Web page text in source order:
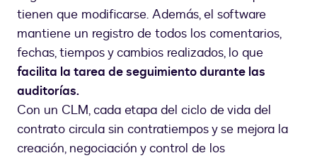
tienen que modificarse. Además, el software
mantiene un registro de todos los comentarios,
fechas, tiempos y cambios realizados, lo que
facilita la tarea de seguimiento durante las
auditorías.
Con un CLM, cada etapa del ciclo de vida del
contrato circula sin contratiempos y se mejora la
creación, negociación y control de los